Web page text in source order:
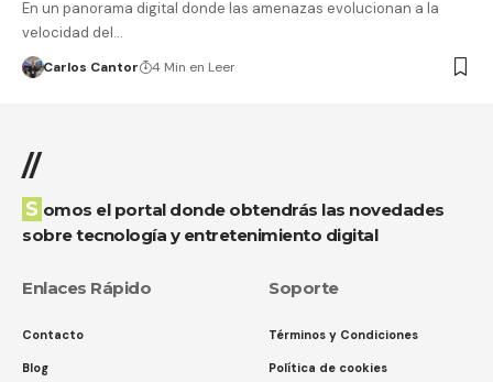
En un panorama digital donde las amenazas evolucionan a la
velocidad del…
Carlos Cantor 4 Min en Leer
//
Somos el portal donde obtendrás las novedades
sobre tecnología y entretenimiento digital
Enlaces Rápido
Contacto
Blog
Soporte
Términos y Condiciones
Política de cookies